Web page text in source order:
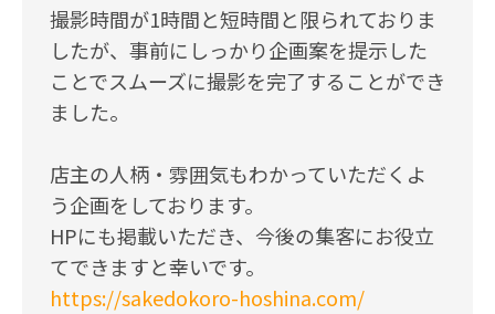
撮影時間が1時間と短時間と限られておりま
したが、事前にしっかり企画案を提示した
ことでスムーズに撮影を完了することができ
ました。
店主の人柄・雰囲気もわかっていただくよ
う企画をしております。
HPにも掲載いただき、今後の集客にお役立
てできますと幸いです。
https://sakedokoro-hoshina.com/